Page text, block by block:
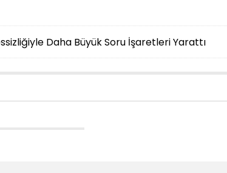
Daha Büyük Soru İşaretleri Yarattı